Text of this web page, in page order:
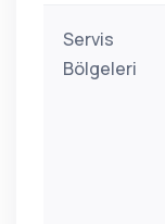
Servis
Bölgeleri